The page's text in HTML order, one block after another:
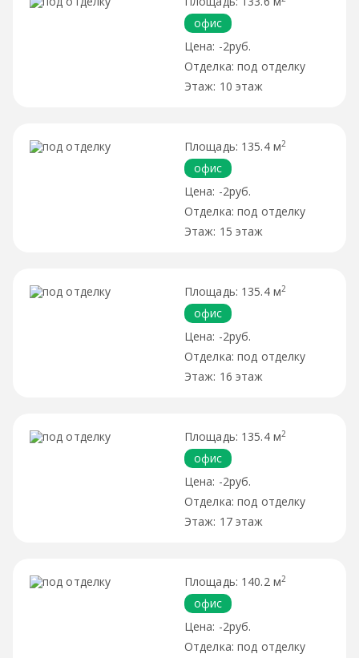
офис
-2руб.
под отделку
10 этаж
135.4 м2
офис
-2руб.
под отделку
15 этаж
135.4 м2
офис
-2руб.
под отделку
16 этаж
135.4 м2
офис
-2руб.
под отделку
17 этаж
140.2 м2
офис
-2руб.
под отделку